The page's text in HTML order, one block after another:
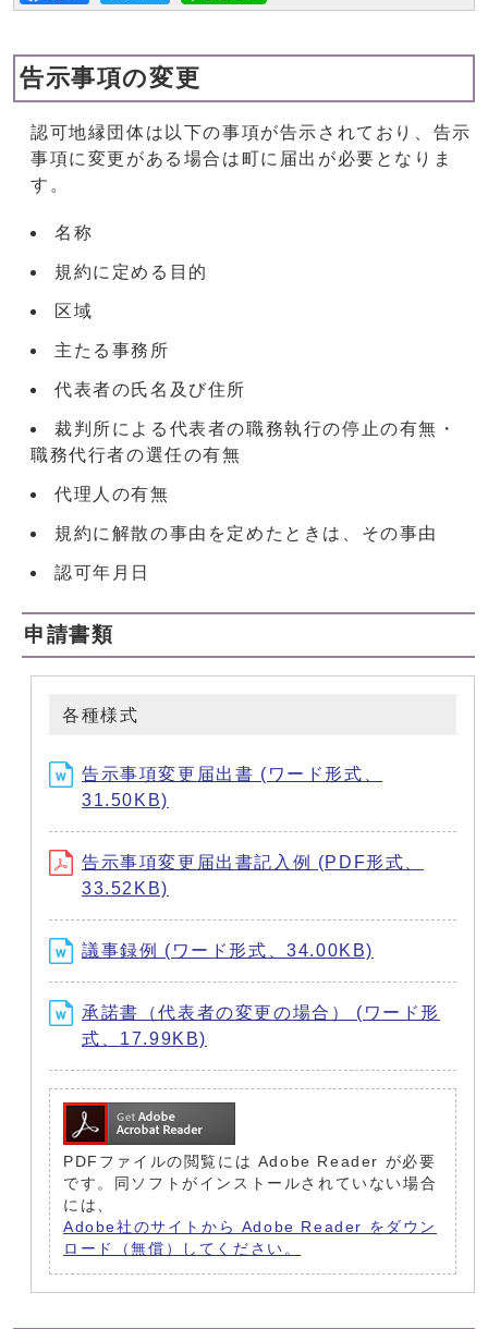
告示事項の変更
認可地縁団体は以下の事項が告示されており、告示
事項に変更がある場合は町に届出が必要となりま
す。
名称
規約に定める目的
区域
主たる事務所
代表者の氏名及び住所
裁判所による代表者の職務執行の停止の有無・
職務代行者の選任の有無
代理人の有無
規約に解散の事由を定めたときは、その事由
認可年月日
申請書類
各種様式
告示事項変更届出書 (ワード形式、
31.50KB)
告示事項変更届出書記入例 (PDF形式、
33.52KB)
議事録例 (ワード形式、34.00KB)
承諾書（代表者の変更の場合） (ワード形
式、17.99KB)
PDFファイルの閲覧には Adobe Reader が必要
です。同ソフトがインストールされていない場合
には、
Adobe社のサイトから Adobe Reader をダウン
ロード（無償）してください。